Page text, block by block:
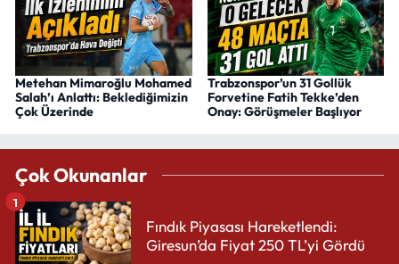
Metehan Mimaroğlu Mohamed
Salah’ı Anlattı: Beklediğimizin
Çok Üzerinde
Trabzonspor’un 31 Gollük
Forvetine Fatih Tekke’den
Onay: Görüşmeler Başlıyor
Çok Okunanlar
Fındık Piyasası Hareketlendi:
Giresun’da Fiyat 250 TL’yi Gördü
1